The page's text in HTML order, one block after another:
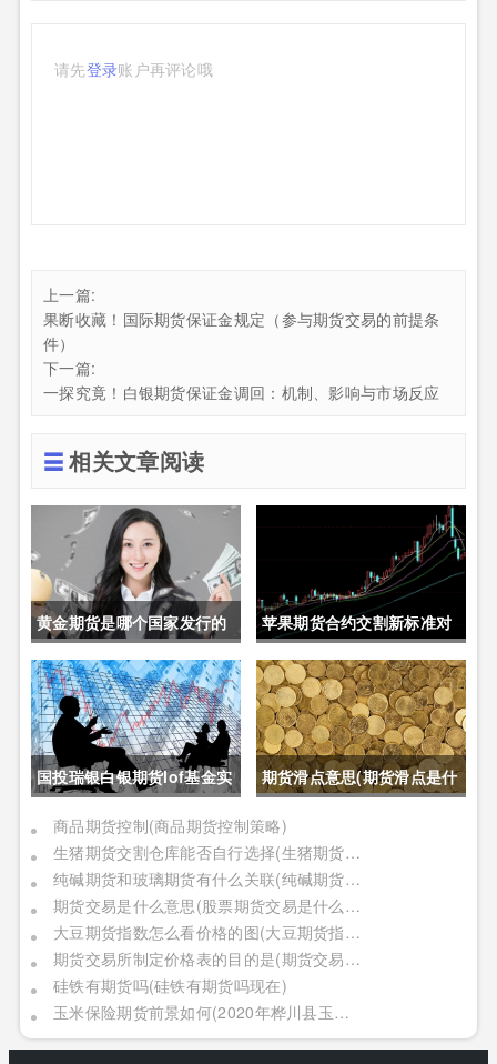
请先登录账户再评论哦
上一篇:
果断收藏！国际期货保证金规定（参与期货交易的前提条
件）
下一篇:
一探究竟！白银期货保证金调回：机制、影响与市场反应
相关文章阅读
黄金期货是哪个国家发行的
呢(黄金期货是属于国内盘
吗)
苹果期货合约交割新标准对
价格的影响(苹果期货合约交
割新标准对价格的影响有哪
些)
国投瑞银白银期货lof基金实
时行情(国投瑞银白银期货
lof基金实时行情怎么样)
期货滑点意思(期货滑点是什
么意思)
商品期货控制(商品期货控制策略)
生猪期货交割仓库能否自行选择(生猪期货交割仓库能否自行选择仓位)
纯碱期货和玻璃期货有什么关联(纯碱期货和玻璃期货有什么关联吗)
期货交易是什么意思(股票期货交易是什么意思)
大豆期货指数怎么看价格的图(大豆期货指数怎么看价格的图表)
期货交易所制定价格表的目的是(期货交易所制定价格表的目的是什么)
硅铁有期货吗(硅铁有期货吗现在)
玉米保险期货前景如何(2020年桦川县玉米期货保险)